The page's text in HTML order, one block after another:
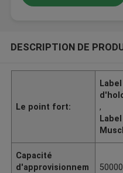
DESCRIPTION DE
Le point fort:
,
Capacité
d'approvisionnem